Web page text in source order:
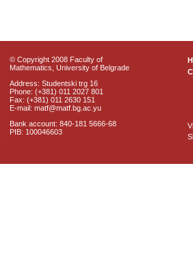
© Copyright 2008 Faculty of
Mathematics, University of Belgrade
Address: Studentski trg 16
Phone: (+381) 011 2027 801
Fax: (+381) 011 2630 151
E-mail: matf@matf.bg.ac.yu
Bank account: 840-181 5666-68
PIB: 100046603